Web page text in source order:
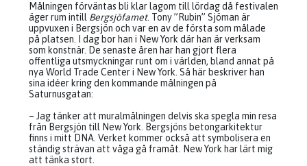
Målningen förväntas bli klar lagom till lördag då festivalen
äger rum intill Bergsjöfamet. Tony ”Rubin” Sjöman är
uppvuxen i Bergsjön och var en av de första som målade
på platsen. I dag bor han i New York där han är verksam
som konstnär. De senaste åren har han gjort flera
offentliga utsmyckningar runt om i världen, bland annat på
nya World Trade Center i New York. Så här beskriver han
sina idéer kring den kommande målningen på
Saturnusgatan:
– Jag tänker att muralmålningen delvis ska spegla min resa
från Bergsjön till New York. Bergsjöns betongarkitektur
finns i mitt DNA. Verket kommer också att symbolisera en
ständig strävan att våga gå framåt. New York har lärt mig
att tänka stort.